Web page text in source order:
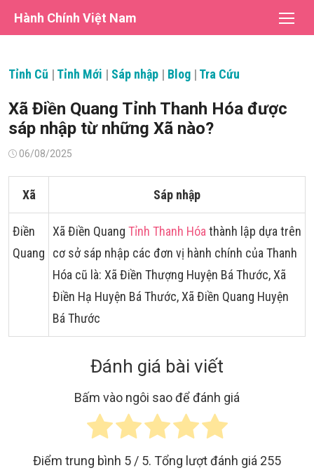
Hành Chính Việt Nam
Tỉnh Cũ | Tỉnh Mới | Sáp nhập | Blog | Tra Cứu
Xã Điền Quang Tỉnh Thanh Hóa được
sáp nhập từ những Xã nào?
Đăng06/08/2025
Xã Sáp nhập
Điền
Quang
Xã Điền Quang Tỉnh Thanh Hóa thành lập dựa trên
cơ sở sáp nhập các đơn vị hành chính của Thanh
Hóa cũ là: Xã Điền Thượng Huyện Bá Thước, Xã
Điền Hạ Huyện Bá Thước, Xã Điền Quang Huyện
Bá Thước
Đánh giá bài viết
Bấm vào ngôi sao để đánh giá
Điểm trung bình 5 / 5. Tổng lượt đánh giá 255